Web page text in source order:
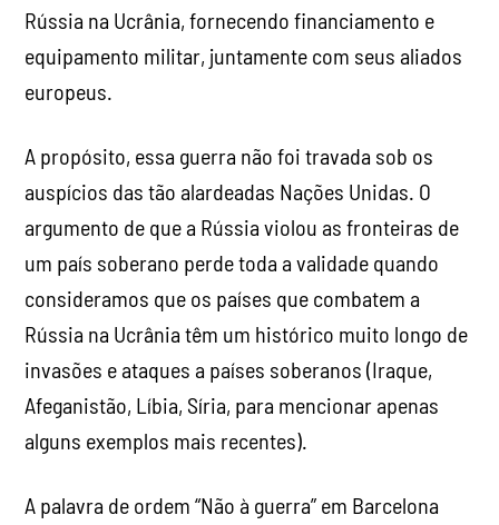
Rússia na Ucrânia, fornecendo financiamento e
equipamento militar, juntamente com seus aliados
europeus.
A propósito, essa guerra não foi travada sob os
auspícios das tão alardeadas Nações Unidas. O
argumento de que a Rússia violou as fronteiras de
um país soberano perde toda a validade quando
consideramos que os países que combatem a
Rússia na Ucrânia têm um histórico muito longo de
invasões e ataques a países soberanos (Iraque,
Afeganistão, Líbia, Síria, para mencionar apenas
alguns exemplos mais recentes).
A palavra de ordem “Não à guerra” em Barcelona